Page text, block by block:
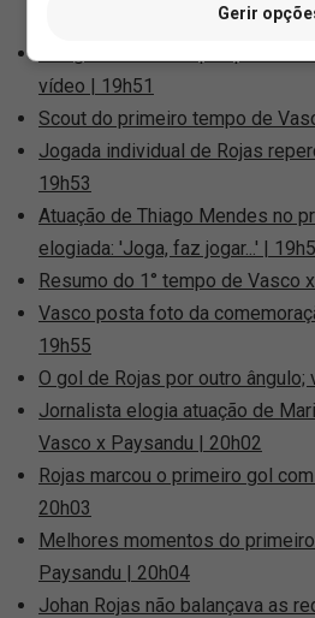
Thiago Mendes amplia para o
vídeo | 19h51
Scout do primeiro tempo de
Jogada individual de Rojas
19h53
Atuação de Thiago Mendes no
elogiada: 'Joga, faz jogar...' |
Resumo do 1° tempo de Vasco
Vasco posta foto da
19h55
O gol de Rojas por outro ângulo;
Jornalista elogia atuação de
Vasco x Paysandu | 20h02
Rojas marcou o primeiro gol
20h03
Melhores momentos do
Paysandu | 20h04
Johan Rojas não balançava as
Gerir